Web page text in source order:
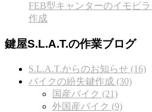
FEB型キャンターのイモビ
作成
鍵屋S.L.A.T.の作業ブログ
S.L.A.T.からのお知らせ (16)
バイクの紛失鍵作成 (30)
国産バイク (21)
外国産バイク (9)